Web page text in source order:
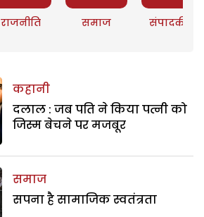
राजनीति समाज संपादकीय
कहानी
दलाल : जब पति ने किया पत्नी को
जिस्म बेचने पर मजबूर
समाज
सपना है सामाजिक स्वतंत्रता